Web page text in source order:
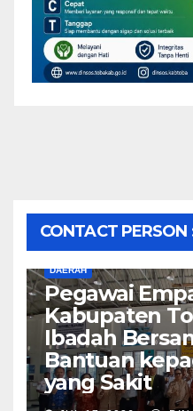
CONTACT
DAERAH
Pegawai
Kabupaten
Ibadah
Bantuan
yang Sakit